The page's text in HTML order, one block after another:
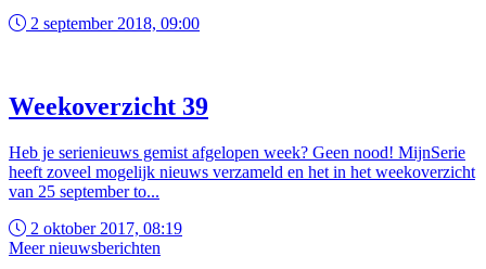
2 september 2018, 09:00
Weekoverzicht 39
Heb je serienieuws gemist afgelopen week? Geen nood! MijnSerie
heeft zoveel mogelijk nieuws verzameld en het in het weekoverzicht
van 25 september to...
2 oktober 2017, 08:19
Meer nieuwsberichten